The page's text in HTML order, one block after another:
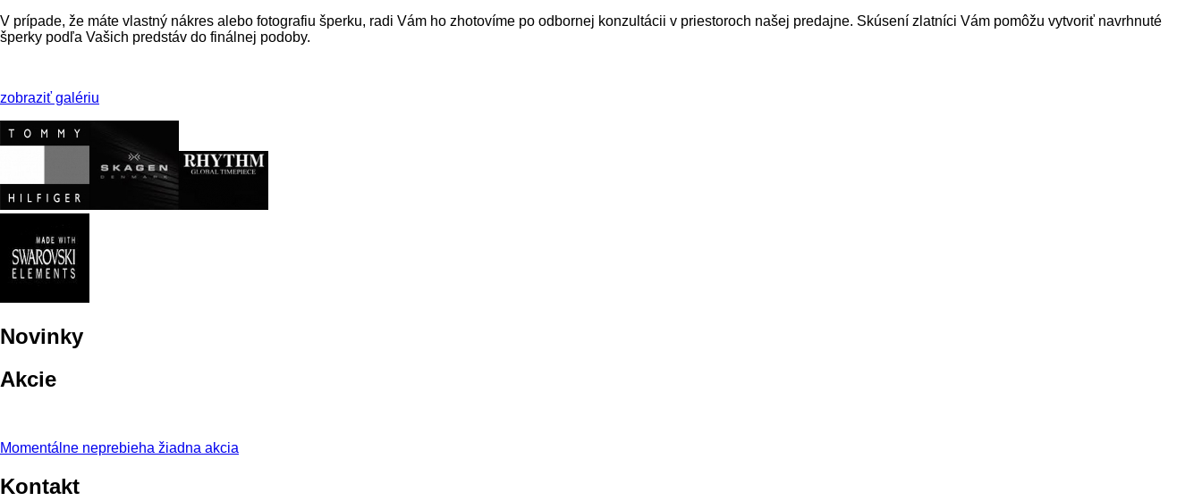
V prípade, že máte vlastný nákres alebo fotografiu šperku, radi Vám ho zhotovíme po odbornej konzultácii v priestoroch našej predajne. Skúsení zlatníci Vám pomôžu vytvoriť navrhnuté
šperky podľa Vašich predstáv do finálnej podoby.
zobraziť galériu
Novinky
Akcie
Momentálne neprebieha žiadna akcia
Kontakt